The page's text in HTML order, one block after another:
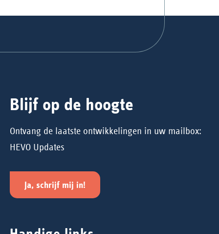
Blijf op de hoogte
Ontvang de laatste ontwikkelingen in uw mailbox:
HEVO Updates
Ja, schrijf mij in!